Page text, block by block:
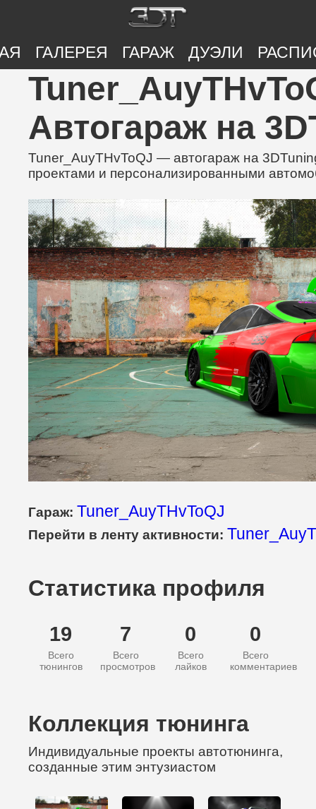
ГАЛЕРЕЯ ГАРАЖ ДУЭЛИ
Автогараж на
Tuner_AuyTHvToQJ — автогараж на
проектами и персонализированными
Гараж: Tuner_AuyTHvToQJ
Перейти в ленту активности:
Статистика профиля
19
Всего
тюнингов
7
Всего
просмотров
0
Всего
лайков
0
Всего
комментариев
Коллекция тюнинга
Индивидуальные проекты автотюнинга,
созданные этим энтузиастом